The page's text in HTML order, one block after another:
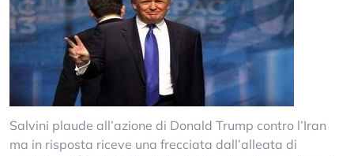
Salvini plaude all’azione di Donald Trump contro l’Iran
ma in risposta riceve una frecciata dall’alleata di